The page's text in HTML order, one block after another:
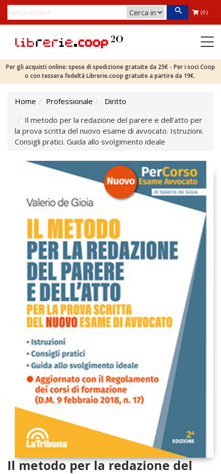
(0)
Per gli acquisti online: spese di spedizione gratuite da 25€ - Per i soci Coop
o con tessera fedeltà Librerie.coop gratuite a partire da 19€.
Home Professionale
Diritto
Il metodo per la redazione del parere e dell'atto per
la prova scritta del nuovo esame di avvocato. Istruzioni.
Consigli pratici. Guida allo svolgimento ideale
Il metodo per la redazione del